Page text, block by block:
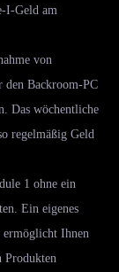
I-Geld am
von
den Backroom-PC
Das wöchentliche
regelmäßig Geld
1 ohne ein
Ein eigenes
ermöglicht Ihnen
Produkten